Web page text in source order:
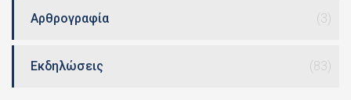
Αρθρογραφία (3)
Εκδηλώσεις (83)